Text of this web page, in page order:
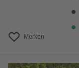
Merken